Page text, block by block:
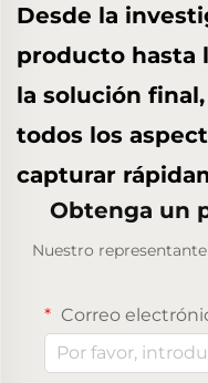
Desde la
producto hasta
la solución
todos los
capturar
Obtenga un
Nuestro
Correo